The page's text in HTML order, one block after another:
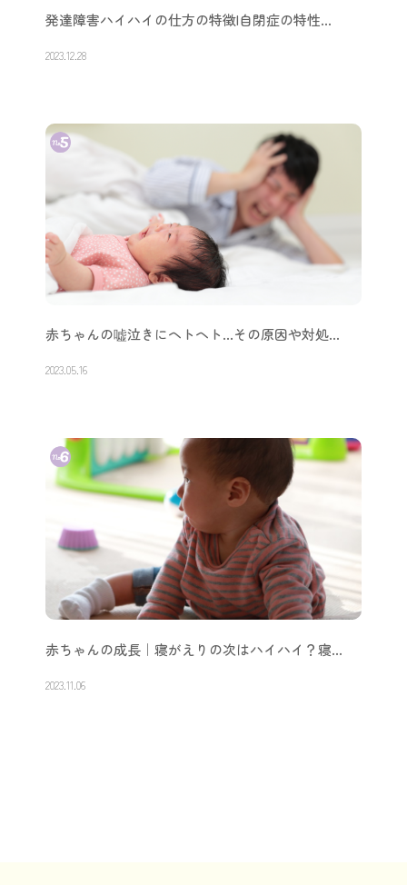
発達障害ハイハイの仕方の特徴|自閉症の特性…
2023.12.28
赤ちゃんの嘘泣きにヘトヘト…その原因や対処…
2023.05.16
赤ちゃんの成長｜寝がえりの次はハイハイ？寝…
2023.11.06